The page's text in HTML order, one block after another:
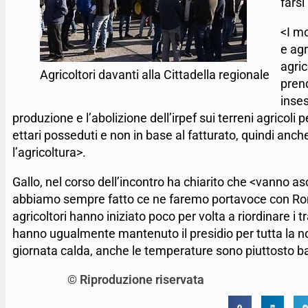
Agricoltori davanti alla Cittadella regionale
farsi
<I
e
produzione e l’abolizione dell’irpef sui terreni
ettari posseduti e non in base al fatturato, quindi
l’agricoltura>.
Gallo, nel corso dell’incontro ha chiarito che <vanno
abbiamo sempre fatto ce ne faremo portavoce con
agricoltori hanno iniziato poco per volta a riordinare i
hanno ugualmente mantenuto il presidio per tutta la
giornata calda, anche le temperature sono piuttosto
© Riproduzione riservata